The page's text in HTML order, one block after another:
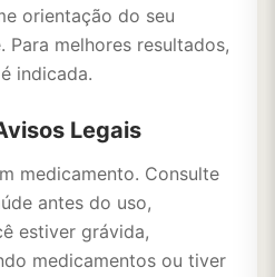
orientação do seu
Para melhores resultados,
indicada.
Legais
medicamento. Consulte
antes do uso,
estiver grávida,
medicamentos ou tiver